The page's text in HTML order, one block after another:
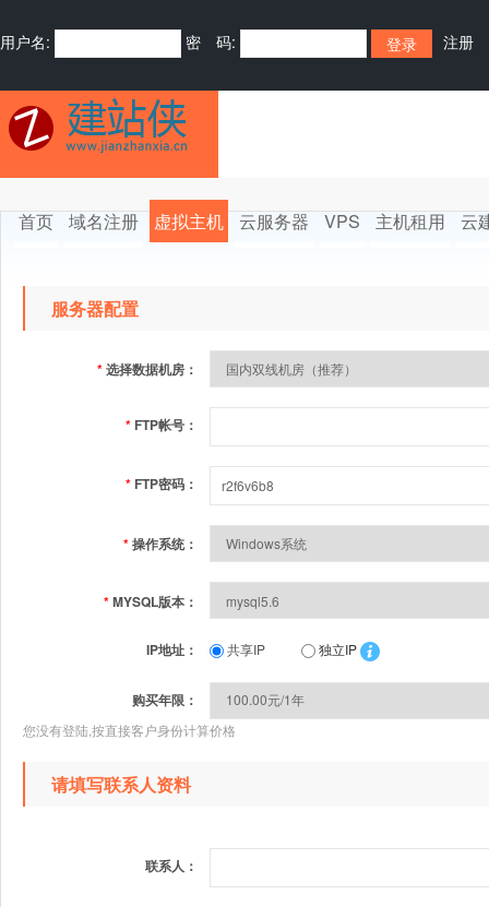
用户名: 密 码: 注册
首页 域名注册 虚拟主机 云服务器 VPS 主机租用 云
服务器配置
*选择数据机房：
* FTP帐号：
* FTP密码：
*操作系统：
*MYSQL版本：
IP地址： 共享IP 独立IP
购买年限：
您没有登陆,按直接客户身份计算价格
请填写联系人资料
联系人：